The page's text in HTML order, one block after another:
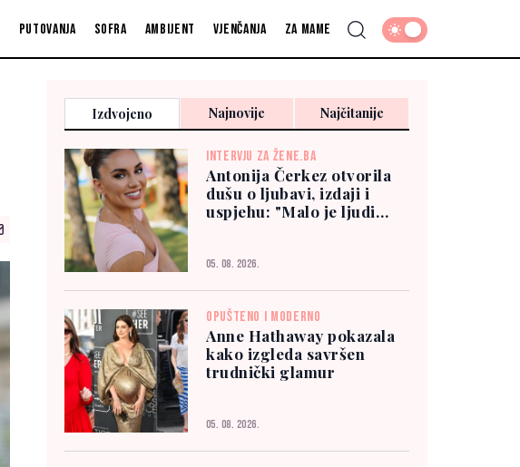
Putovanja Sofra Ambijent Vjenčanja Za mame
Izdvojeno Najnovije Najčitanije
INTERVJU ZA ŽENE.BA
Antonija Čerkez otvorila
dušu o ljubavi, izdaji i
uspjehu: "Malo je ljudi
05. 08. 2026.
OPUŠTENO I MODERNO
Anne Hathaway pokazala
kako izgleda savršen
trudnički glamur
05. 08. 2026.